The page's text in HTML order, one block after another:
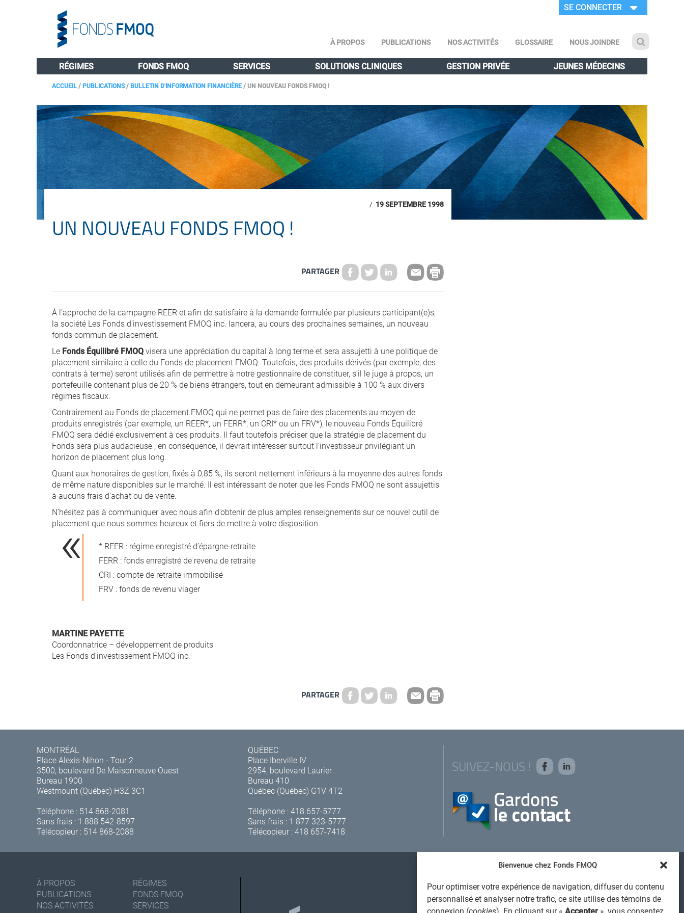
Bienvenue chez Fonds FMOQ
Pour optimiser votre expérience de navigation, diffuser du contenu
personnalisé et analyser notre trafic, ce site utilise des témoins de
connexion (cookies). En cliquant sur « Accepter », vous consentez
SE CONNECTER
À PROPOS PUBLICATIONS NOS ACTIVITÉS GLOSSAIRE NOUS JOINDRE
RÉGIMES FONDS FMOQ SERVICES SOLUTIONS CLINIQUES GESTION PRIVÉE JEUNES MÉDECINS
ACCUEIL/PUBLICATIONS/BULLETIN D'INFORMATION FINANCIÈRE/UN NOUVEAU FONDS FMOQ !
/ 19 SEPTEMBRE 1998
UN NOUVEAU FONDS FMOQ !
PARTAGER
À l’approche de la campagne REER et afin de satisfaire à la demande formulée par plusieurs participant(e)s,
la société Les Fonds d’investissement FMOQ inc. lancera, au cours des prochaines semaines, un nouveau
fonds commun de placement.
Le Fonds Équilibré FMOQvisera une appréciation du capital à long terme et sera assujetti à une politique de
placement similaire à celle du Fonds de placement FMOQ. Toutefois, des produits dérivés (par exemple, des
contrats à terme) seront utilisés afin de permettre à notre gestionnaire de constituer, s’il le juge à propos, un
portefeuille contenant plus de 20 % de biens étrangers, tout en demeurant admissible à 100 % aux divers
régimes fiscaux.
Contrairement au Fonds de placement FMOQ qui ne permet pas de faire des placements au moyen de
produits enregistrés (par exemple, un REER*, un FERR*, un CRI* ou un FRV*), le nouveau Fonds Équilibré
FMOQ sera dédié exclusivement à ces produits. Il faut toutefois préciser que la stratégie de placement du
Fonds sera plus audacieuse ; en conséquence, il devrait intéresser surtout l’investisseur privilégiant un
horizon de placement plus long.
Quant aux honoraires de gestion, fixés à 0,85 %, ils seront nettement inférieurs à la moyenne des autres fonds
de même nature disponibles sur le marché. Il est intéressant de noter que les Fonds FMOQ ne sont assujettis
à aucuns frais d’achat ou de vente.
N’hésitez pas à communiquer avec nous afin d’obtenir de plus amples renseignements sur ce nouvel outil de
placement que nous sommes heureux et fiers de mettre à votre disposition.
* REER : régime enregistré d’épargne-retraite
FERR : fonds enregistré de revenu de retraite
CRI : compte de retraite immobilisé
FRV : fonds de revenu viager
MARTINE PAYETTE
Coordonnatrice – développement de produits
Les Fonds d’investissement FMOQ inc.
PARTAGER
MONTRÉAL
Place Alexis-Nihon - Tour 2
3500, boulevard De Maisonneuve Ouest
Bureau 1900
Westmount (Québec) H3Z 3C1
Téléphone : 514 868-2081
Sans frais : 1 888 542-8597
Télécopieur : 514 868-2088
QUÉBEC
Place Iberville IV
2954, boulevard Laurier
Bureau 410
Québec (Québec) G1V 4T2
Téléphone :418 657-5777
Sans frais : 1 877 323-5777
Télécopieur : 418 657-7418
SUIVEZ-NOUS !
À PROPOS
PUBLICATIONS
NOS ACTIVITÉS
RÉGIMES
FONDS FMOQ
SERVICES
AVIS JURIDIQUE GÉNÉRAL
AVIS À L'USAGER
PROTECTION DES RENSEIGNEMENTS PERSONNELS